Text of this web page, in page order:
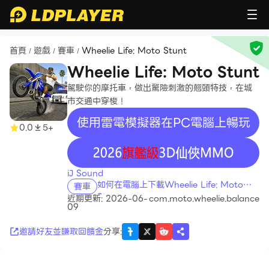
首頁 / 遊戲 / 賽車 / Wheelie Life: Moto Stunt
0.0 5+
Wheelie Life: Moto Stunt
駕駛你的摩托車，做出驚險刺激的翹頭特技，在城
市交通中穿梭！
使用雷電模擬器在PC電腦上暢玩
recommend
iJ Sound
賽車 如何在電腦上下載Wheelie Life: Moto
Stunt
近期更新: 2026-06-
09
com.moto.wheelie.balance
邀請好友並賺取回饋金分享: